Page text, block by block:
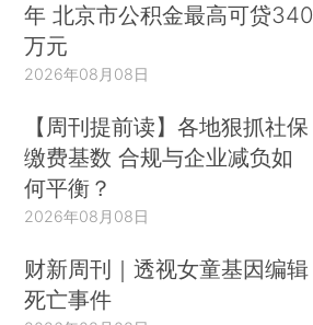
年 北京市公积金最高可贷340
万元
2026年08月08日
【周刊提前读】各地狠抓社保
缴费基数 合规与企业减负如
何平衡？
2026年08月08日
财新周刊｜透视女童基因编辑
死亡事件